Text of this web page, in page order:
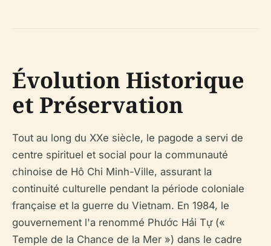
Évolution Historique
et Préservation
Tout au long du XXe siècle, le pagode a servi de
centre spirituel et social pour la communauté
chinoise de Hô Chi Minh-Ville, assurant la
continuité culturelle pendant la période coloniale
française et la guerre du Vietnam. En 1984, le
gouvernement l'a renommé Phước Hải Tự («
Temple de la Chance de la Mer ») dans le cadre